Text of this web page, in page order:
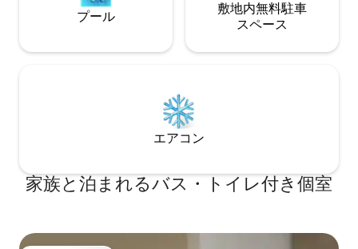
プール
敷地内無料駐⁠車
ス⁠ペ⁠ー⁠ス
エアコン
家族と泊まれるバス・トイレ付き個室